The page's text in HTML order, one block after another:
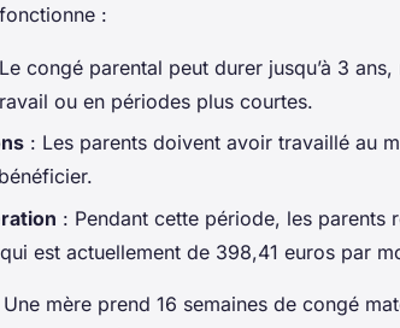
:
congé parental peut durer jusqu’à 3
ou en périodes plus courtes.
: Les parents doivent avoir travaillé au
: Pendant cette période, les parents
est actuellement de 398,41 euros par
mère prend 16 semaines de congé